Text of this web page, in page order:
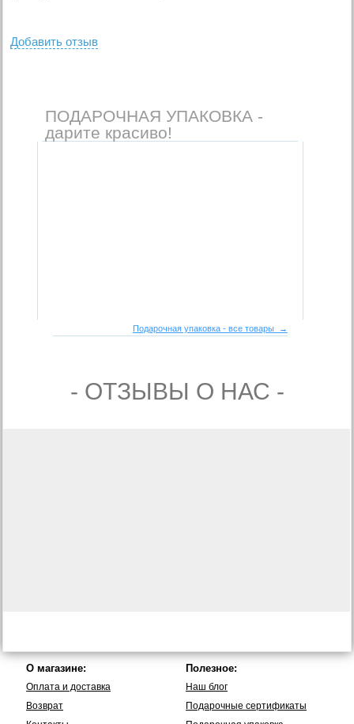
Добавить отзыв
ПОДАРОЧНАЯ УПАКОВКА -
дарите красиво!
Подарочная упаковка - все товары →
- ОТЗЫВЫ О НАС -
О магазине:
Оплата и доставка
Возврат
Полезное:
Наш блог
Подарочные сертификаты